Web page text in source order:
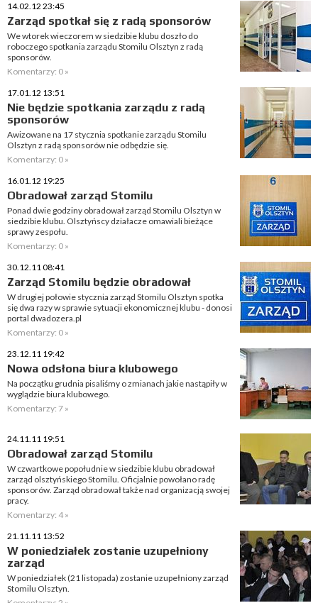
14.02.12 23:45
Zarząd spotkał się z radą sponsorów
We wtorek wieczorem w siedzibie klubu doszło do
roboczego spotkania zarządu Stomilu Olsztyn z radą
sponsorów.
Komentarzy: 0 »
17.01.12 13:51
Nie będzie spotkania zarządu z radą
sponsorów
Awizowane na 17 stycznia spotkanie zarządu Stomilu
Olsztyn z radą sponsorów nie odbędzie się.
Komentarzy: 0 »
16.01.12 19:25
Obradował zarząd Stomilu
Ponad dwie godziny obradował zarząd Stomilu Olsztyn w
siedzibie klubu. Olsztyńscy działacze omawiali bieżące
sprawy zespołu.
Komentarzy: 0 »
30.12.11 08:41
Zarząd Stomilu będzie obradował
W drugiej połowie stycznia zarząd Stomilu Olsztyn spotka
się dwa razy w sprawie sytuacji ekonomicznej klubu - donosi
portal dwadozera.pl
Komentarzy: 0 »
23.12.11 19:42
Nowa odsłona biura klubowego
Na początku grudnia pisaliśmy o zmianach jakie nastąpiły w
wyglądzie biura klubowego.
Komentarzy: 7 »
24.11.11 19:51
Obradował zarząd Stomilu
W czwartkowe popołudnie w siedzibie klubu obradował
zarząd olsztyńskiego Stomilu. Oficjalnie powołano radę
sponsorów. Zarząd obradował także nad organizacją swojej
pracy.
Komentarzy: 4 »
21.11.11 13:52
W poniedziałek zostanie uzupełniony
zarząd
W poniedziałek (21 listopada) zostanie uzupełniony zarząd
Stomilu Olsztyn.